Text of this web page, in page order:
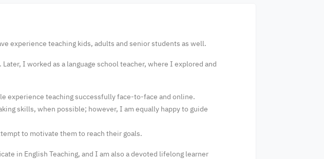
experience teaching kids, adults and senior students as well.
I worked as a language school teacher, where I explored and
experience teaching successfully face-to-face and online.
skills, when possible; however, I am equally happy to guide
to motivate them to reach their goals.
in English Teaching, and I am also a devoted lifelong learner